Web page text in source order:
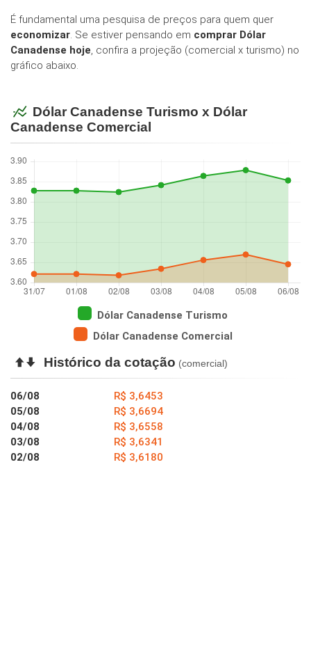
É fundamental uma pesquisa de preços para quem quer
economizar. Se estiver pensando em comprar Dólar
Canadense hoje, confira a projeção (comercial x turismo) no
gráfico abaixo.
Dólar Canadense Turismo x Dólar
Canadense Comercial
Dólar Canadense Turismo
Dólar Canadense Comercial
Histórico da cotação (comercial)
06/08
R$ 3,6453
05/08
R$ 3,6694
04/08
R$ 3,6558
03/08
R$ 3,6341
02/08
R$ 3,6180